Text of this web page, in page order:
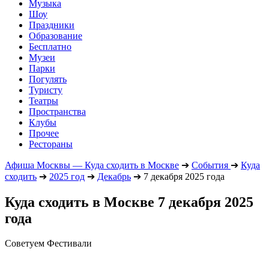
Музыка
Шоу
Праздники
Образование
Бесплатно
Музеи
Парки
Погулять
Туристу
Театры
Пространства
Клубы
Прочее
Рестораны
Афиша Москвы — Куда сходить в Москве ➔ События ➔ Куда
сходить ➔ 2025 год ➔ Декабрь ➔ 7 декабря 2025 года
Куда сходить в Москве 7 декабря 2025
года
Советуем Фестивали